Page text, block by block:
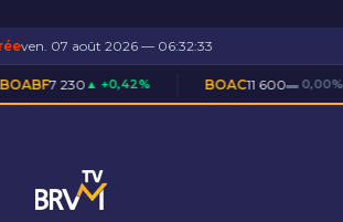
ven. 07 août 2026 — 06:32:34
BOAC11 600 ▬ 0,00% BOAM